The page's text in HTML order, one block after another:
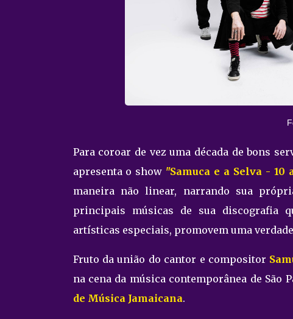
Para coroar de vez uma década de bons
apresenta o show "Samuca e a Selva - 10
maneira não linear, narrando sua
principais músicas de sua discografia
artísticas especiais, promovem uma
Fruto da união do cantor e compositor
na cena da música contemporânea de São
de Música Jamaicana.